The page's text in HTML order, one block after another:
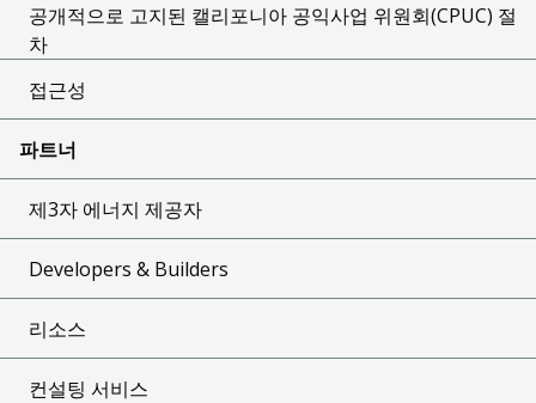
공개적으로 고지된 캘리포니아 공익사업 위원회(CPUC) 절
차
접근성
파트너
제3자 에너지 제공자
Developers & Builders
리소스
컨설팅 서비스